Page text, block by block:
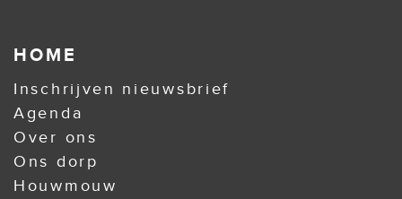
HOME
Inschrijven nieuwsbrief
Agenda
Over ons
Ons dorp
Houwmouw